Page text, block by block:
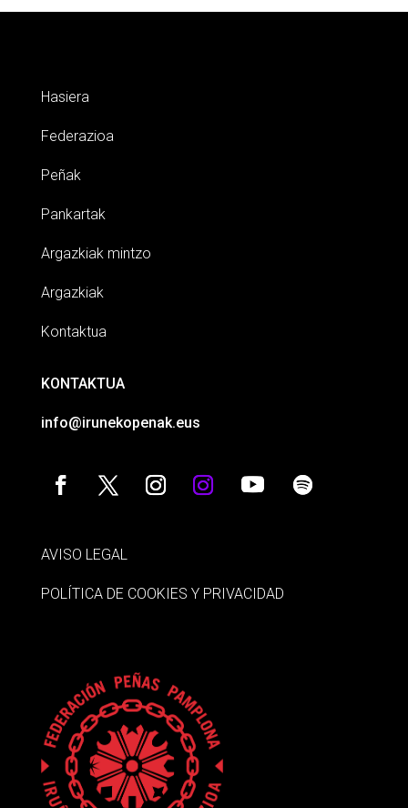
Hasiera
Federazioa
Peñak
Pankartak
Argazkiak mintzo
Argazkiak
Kontaktua
KONTAKTUA
info@irunekopenak.eus
AVISO LEGAL
POLÍTICA DE COOKIES Y PRIVACIDAD